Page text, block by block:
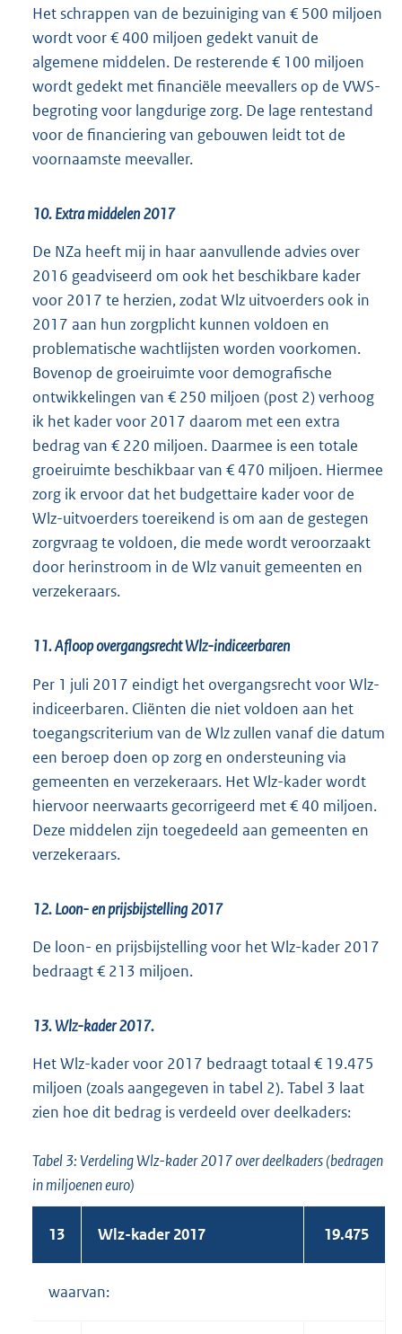
Het schrappen van de bezuiniging van € 500 miljoen
wordt voor € 400 miljoen gedekt vanuit de
algemene middelen. De resterende € 100 miljoen
wordt gedekt met financiële meevallers op de VWS-
begroting voor langdurige zorg. De lage rentestand
voor de financiering van gebouwen leidt tot de
voornaamste meevaller.
10. Extra middelen 2017
De NZa heeft mij in haar aanvullende advies over
2016 geadviseerd om ook het beschikbare kader
voor 2017 te herzien, zodat Wlz uitvoerders ook in
2017 aan hun zorgplicht kunnen voldoen en
problematische wachtlijsten worden voorkomen.
Bovenop de groeiruimte voor demografische
ontwikkelingen van € 250 miljoen (post 2) verhoog
ik het kader voor 2017 daarom met een extra
bedrag van € 220 miljoen. Daarmee is een totale
groeiruimte beschikbaar van € 470 miljoen. Hiermee
zorg ik ervoor dat het budgettaire kader voor de
Wlz-uitvoerders toereikend is om aan de gestegen
zorgvraag te voldoen, die mede wordt veroorzaakt
door herinstroom in de Wlz vanuit gemeenten en
verzekeraars.
11. Afloop overgangsrecht Wlz-indiceerbaren
Per 1 juli 2017 eindigt het overgangsrecht voor Wlz-
indiceerbaren. Cliënten die niet voldoen aan het
toegangscriterium van de Wlz zullen vanaf die datum
een beroep doen op zorg en ondersteuning via
gemeenten en verzekeraars. Het Wlz-kader wordt
hiervoor neerwaarts gecorrigeerd met € 40 miljoen.
Deze middelen zijn toegedeeld aan gemeenten en
verzekeraars.
12. Loon- en prijsbijstelling 2017
De loon- en prijsbijstelling voor het Wlz-kader 2017
bedraagt € 213 miljoen.
13. Wlz-kader 2017.
Het Wlz-kader voor 2017 bedraagt totaal € 19.475
miljoen (zoals aangegeven in tabel 2). Tabel 3 laat
zien hoe dit bedrag is verdeeld over deelkaders:
Tabel 3: Verdeling Wlz-kader 2017 over deelkaders (bedragen
in miljoenen euro)
13 Wlz-kader 2017 19.475
waarvan: